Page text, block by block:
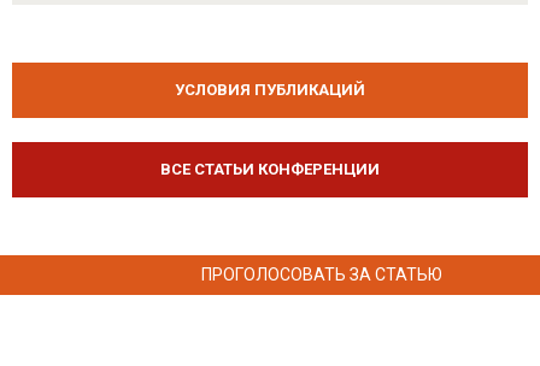
УСЛОВИЯ ПУБЛИКАЦИЙ
ВСЕ СТАТЬИ КОНФЕРЕНЦИИ
ПРОГОЛОСОВАТЬ ЗА СТАТЬЮ